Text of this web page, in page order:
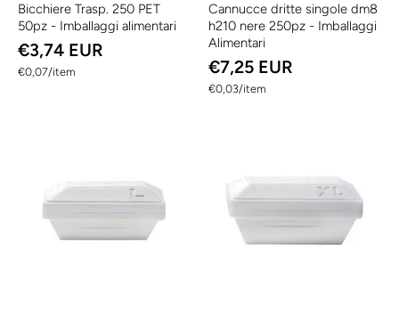
Bicchiere Trasp. 250 PET
50pz - Imballaggi alimentari
€3,74 EUR
€0,07/
per item
Cannucce dritte singole dm8
h210 nere 250pz - Imballaggi
Alimentari
€7,25 EUR
€0,03/
per item